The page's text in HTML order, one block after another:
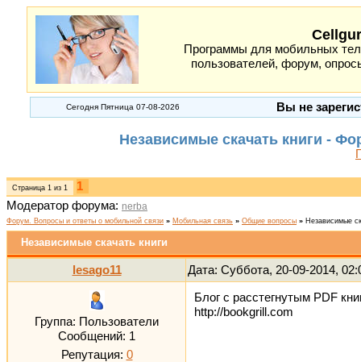
Программы для мобильных
пользователей, форум,
Сегодня Пятница 07-08-2026 Вы не
Независимые скачать книги -
Страница 1 из 1
1
Модератор форума: nerba
Форум. Вопросы и ответы о мобильной связи » Мобильная связь » Общие вопросы » Независимые
Независимые скачать книги
lesago11 Дата: Суббота, 20-09-2014,
Группа: Пользователи
Сообщений: 1
Репутация: 0
Блог с расстегнутым PDF
http://bookgrill.com